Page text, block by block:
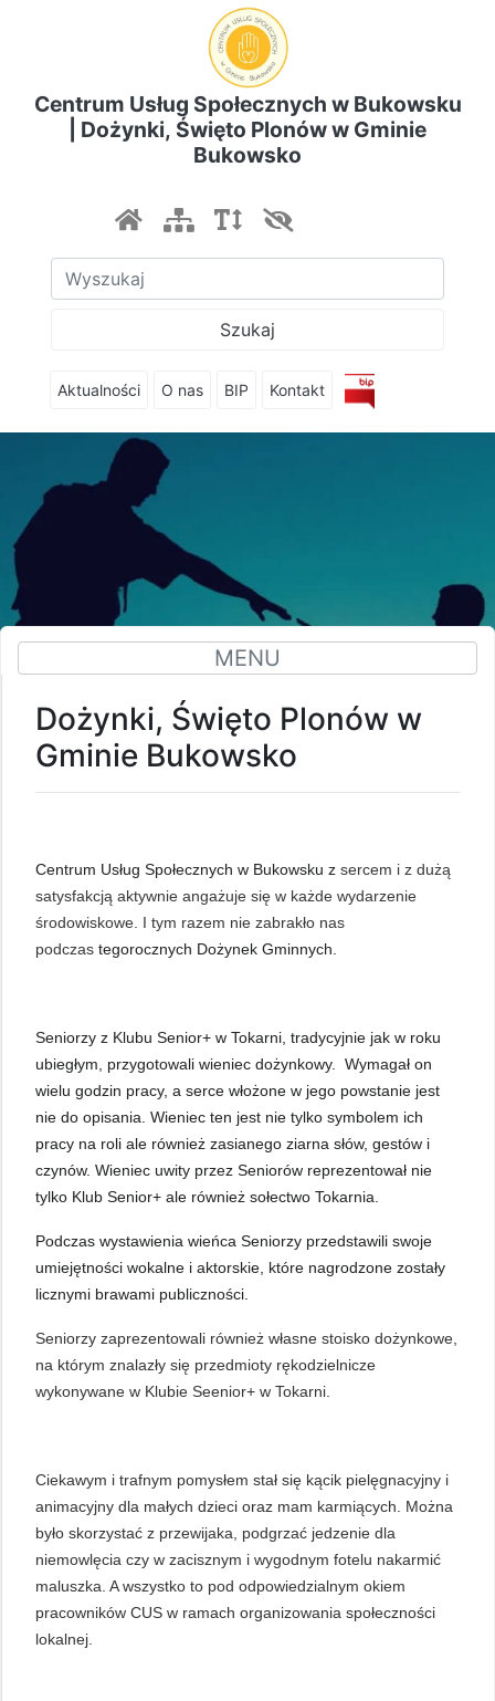
Centrum Usług Społecznych w Bukowsku
| Dożynki, Święto Plonów w Gminie
Bukowsko
Szukaj
Aktualności O nas BIP Kontakt
MENU
Dożynki, Święto Plonów w
Gminie Bukowsko
Centrum Usług Społecznych w Bukowsku z sercem i z dużą
satysfakcją aktywnie angażuje się w każde wydarzenie
środowiskowe. I tym razem nie zabrakło nas
podczas tegorocznych Dożynek Gminnych.
Seniorzy z Klubu Senior+ w Tokarni, tradycyjnie jak w roku
ubiegłym, przygotowali wieniec dożynkowy. Wymagał on
wielu godzin pracy, a serce włożone w jego powstanie jest
nie do opisania. Wieniec ten jest nie tylko symbolem ich
pracy na roli ale również zasianego ziarna słów, gestów i
czynów. Wieniec uwity przez Seniorów reprezentował nie
tylko Klub Senior+ ale również sołectwo Tokarnia.
Podczas wystawienia wieńca Seniorzy przedstawili swoje
umiejętności wokalne i aktorskie, które nagrodzone zostały
licznymi brawami publiczności.
Seniorzy zaprezentowali również własne stoisko dożynkowe,
na którym znalazły się przedmioty rękodzielnicze
wykonywane w Klubie Seenior+ w Tokarni.
Ciekawym i trafnym pomysłem stał się kącik pielęgnacyjny i
animacyjny dla małych dzieci oraz mam karmiących. Można
było skorzystać z przewijaka, podgrzać jedzenie dla
niemowlęcia czy w zacisznym i wygodnym fotelu nakarmić
maluszka. A wszystko to pod odpowiedzialnym okiem
pracowników CUS w ramach organizowania społeczności
lokalnej.